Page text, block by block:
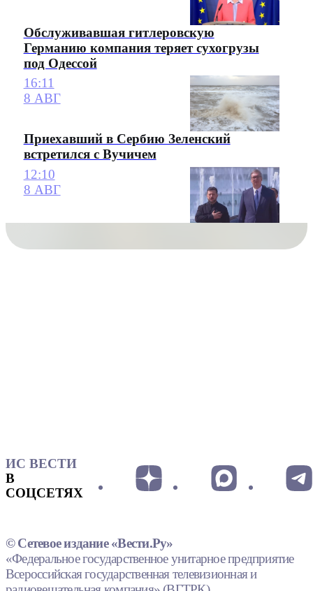
Обслуживавшая гитлеровскую
Германию компания теряет сухогрузы
под Одессой
16:11
8 АВГ
Приехавший в Сербию Зеленский
встретился с Вучичем
12:10
8 АВГ
ИС ВЕСТИ
В
СОЦСЕТЯХ
© Сетевое издание «Вести.Ру»
«Федеральное государственное унитарное предприятие
Всероссийская государственная телевизионная и